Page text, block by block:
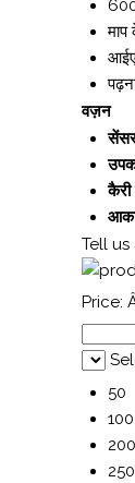
वज़न
Tell
Price:
50
100
200
250